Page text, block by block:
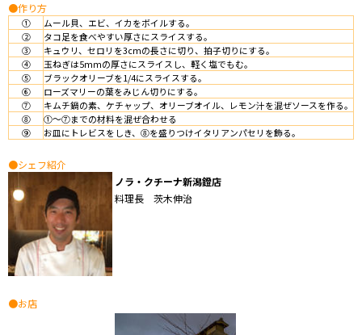
●作り方
①
ムール貝、エビ、イカをボイルする。
②
タコ足を食べやすい厚さにスライスする。
③
キュウリ、セロリを3cmの長さに切り、拍子切りにする。
④
玉ねぎは5mmの厚さにスライスし、軽く塩でもむ。
⑤
ブラックオリーブを1/4にスライスする。
⑥
ローズマリーの葉をみじん切りにする。
⑦
キムチ鍋の素、ケチャップ、オリーブオイル、レモン汁を混ぜソースを作る。
⑧
①～⑦までの材料を混ぜ合わせる
⑨
お皿にトレビスをしき、⑧を盛りつけイタリアンパセリを飾る。
●シェフ紹介
ノラ・クチーナ新潟鐙店
料理長 茨木伸治
●お店